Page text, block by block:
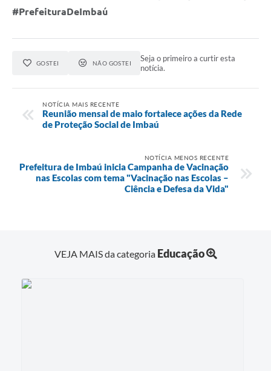
#PrefeituraDeImbaú
GOSTEI NÃO GOSTEI
Seja o primeiro a curtir esta
notícia.
NOTÍCIA MAIS RECENTE
Reunião mensal de maio fortalece ações da Rede
de Proteção Social de Imbaú
NOTÍCIA MENOS RECENTE
Prefeitura de Imbaú inicia Campanha de Vacinação
nas Escolas com tema "Vacinação nas Escolas –
Ciência e Defesa da Vida"
VEJA MAIS da categoria Educação